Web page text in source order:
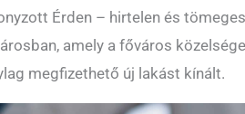
Érden – hirtelen és
amely a főváros
megfizethető új lakást kínált.